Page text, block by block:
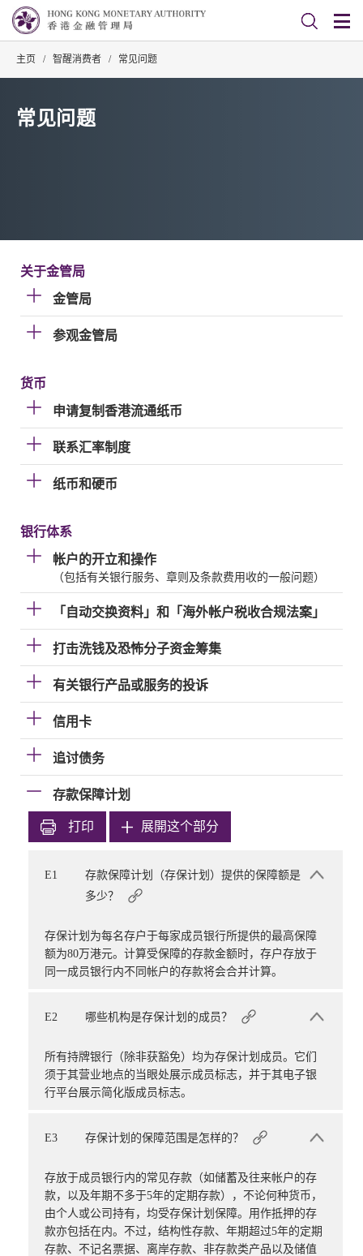
主页 / 智醒消费者 / 常见问题
常见问题
关于金管局
金管局
参观金管局
货币
申请复制香港流通纸币
联系汇率制度
纸币和硬币
银行体系
帐户的开立和操作
（包括有关银行服务、章则及条款费用收的一般问题）
「自动交换资料」和「海外帐户税收合规法案」
打击洗钱及恐怖分子资金筹集
有关银行产品或服务的投诉
信用卡
追讨债务
存款保障计划
打印 展開这个部分
E1
存款保障计划（存保计划）提供的保障额是
多少？
存保计划为每名存户于每家成员银行所提供的最高保障
额为80万港元。计算受保障的存款金额时，存户存放于
同一成员银行内不同帐户的存款将会合并计算。
E2 哪些机构是存保计划的成员？
所有持牌银行（除非获豁免）均为存保计划成员。它们
须于其营业地点的当眼处展示成员标志，并于其电子银
行平台展示简化版成员标志。
E3 存保计划的保障范围是怎样的？
存放于成员银行内的常见存款（如储蓄及往来帐户的存
款，以及年期不多于5年的定期存款），不论何种货币，
由个人或公司持有，均受存保计划保障。用作抵押的存
款亦包括在内。不过，结构性存款、年期超过5年的定期
存款、不记名票据、离岸存款、非存款类产品以及储值